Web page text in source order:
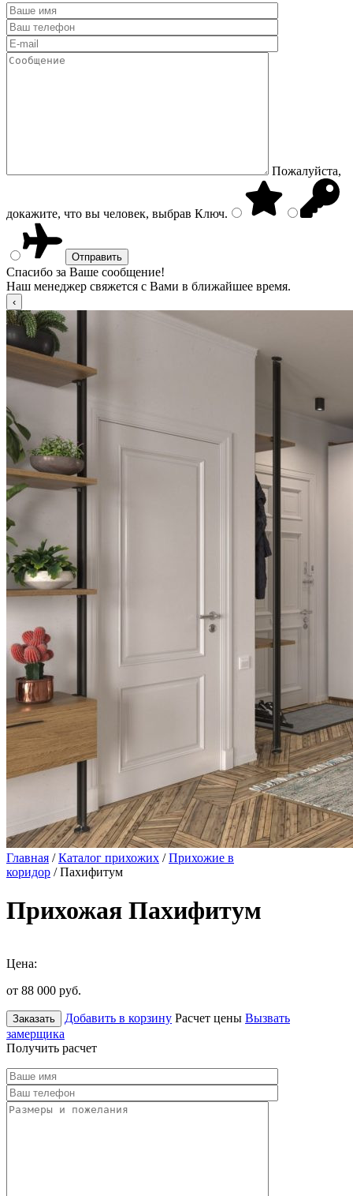
Пожалуйста,
докажите, что вы человек, выбрав Ключ.
Спасибо за Ваше сообщение!
Наш менеджер свяжется с Вами в ближайшее время.
Главная /Каталог прихожих /Прихожие в
коридор / Пахифитум
Прихожая Пахифитум
Цена:
от 88 000 руб.
Заказать Добавить в корзину Расчет цены Вызвать
замерщика
Получить расчет